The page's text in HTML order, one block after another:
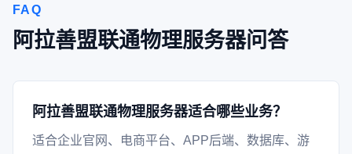
FAQ
阿拉善盟联通物理服务器问答
阿拉善盟联通物理服务器适合哪些业务？
适合企业官网、电商平台、APP后端、数据库、游